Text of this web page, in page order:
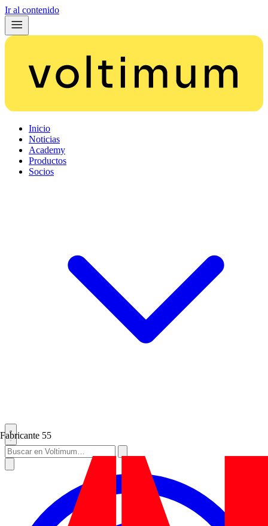
Ir al contenido
Inicio
Noticias
Academy
Productos
Socios
Fabricante 55